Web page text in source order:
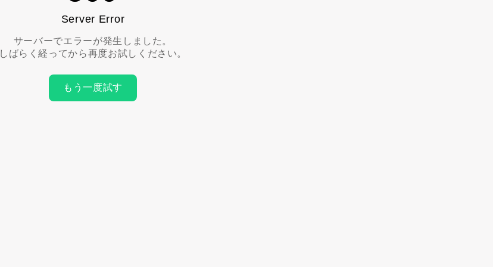
Server Error
サーバーでエラーが発生しました。
しばらく経ってから再度お試しください。
もう一度試す